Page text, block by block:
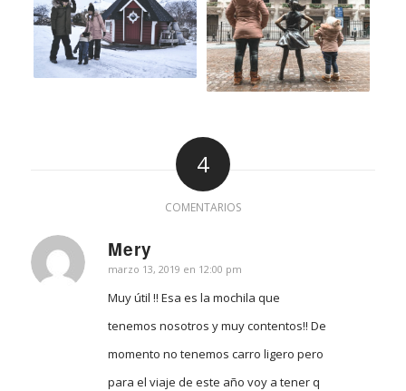
4
COMENTARIOS
Mery
Dice:
marzo 13, 2019 en 12:00 pm
Muy útil !! Esa es la mochila que
tenemos nosotros y muy contentos!! De
momento no tenemos carro ligero pero
para el viaje de este año voy a tener q